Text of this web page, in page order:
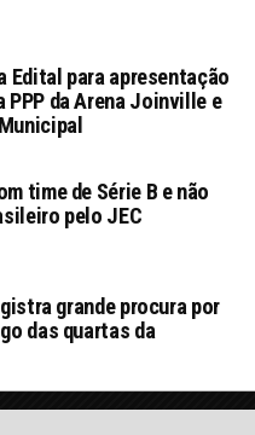
Edital para apresentação
PPP da Arena Joinville e
time de Série B e não
pelo JEC
grande procura por
das quartas da